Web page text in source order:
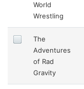
World
Wrestling
The
Adventures
of Rad
Gravity